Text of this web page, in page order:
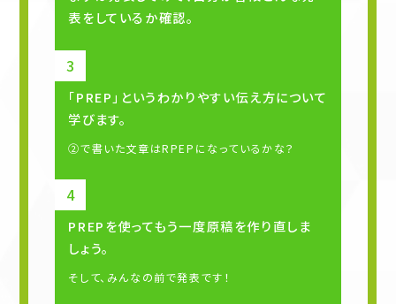
表をしているか確認。
「PREP」というわかりやすい伝え方について
学びます。
②で書いた文章はRPEPになっているかな？
PREPを使ってもう一度原稿を作り直しま
しょう。
そして、みんなの前で発表です！